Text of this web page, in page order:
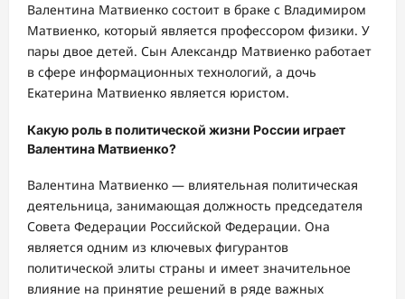
Валентина Матвиенко состоит в браке с Владимиром
Матвиенко, который является профессором физики. У
пары двое детей. Сын Александр Матвиенко работает
в сфере информационных технологий, а дочь
Екатерина Матвиенко является юристом.
Какую роль в политической жизни России играет
Валентина Матвиенко?
Валентина Матвиенко — влиятельная политическая
деятельница, занимающая должность председателя
Совета Федерации Российской Федерации. Она
является одним из ключевых фигурантов
политической элиты страны и имеет значительное
влияние на принятие решений в ряде важных